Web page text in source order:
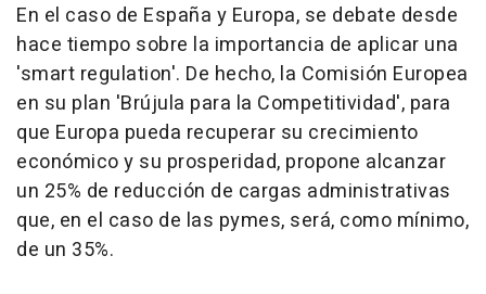
En el caso de España y Europa, se debate desde
hace tiempo sobre la importancia de aplicar una
'smart regulation'. De hecho, la Comisión Europea
en su plan 'Brújula para la Competitividad', para
que Europa pueda recuperar su crecimiento
económico y su prosperidad, propone alcanzar
un 25% de reducción de cargas administrativas
que, en el caso de las pymes, será, como mínimo,
de un 35%.